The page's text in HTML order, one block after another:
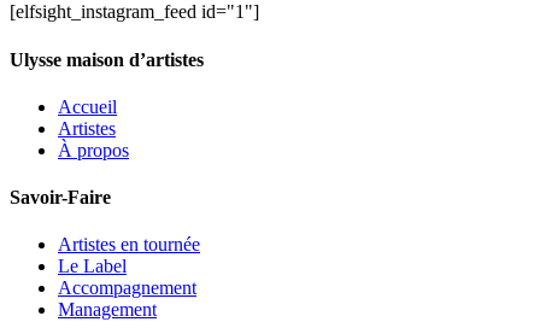
[elfsight_instagram_feed id="1"]
Ulysse maison d’artistes
Accueil
Artistes
À propos
Savoir-Faire
Artistes en tournée
Le Label
Accompagnement
Management